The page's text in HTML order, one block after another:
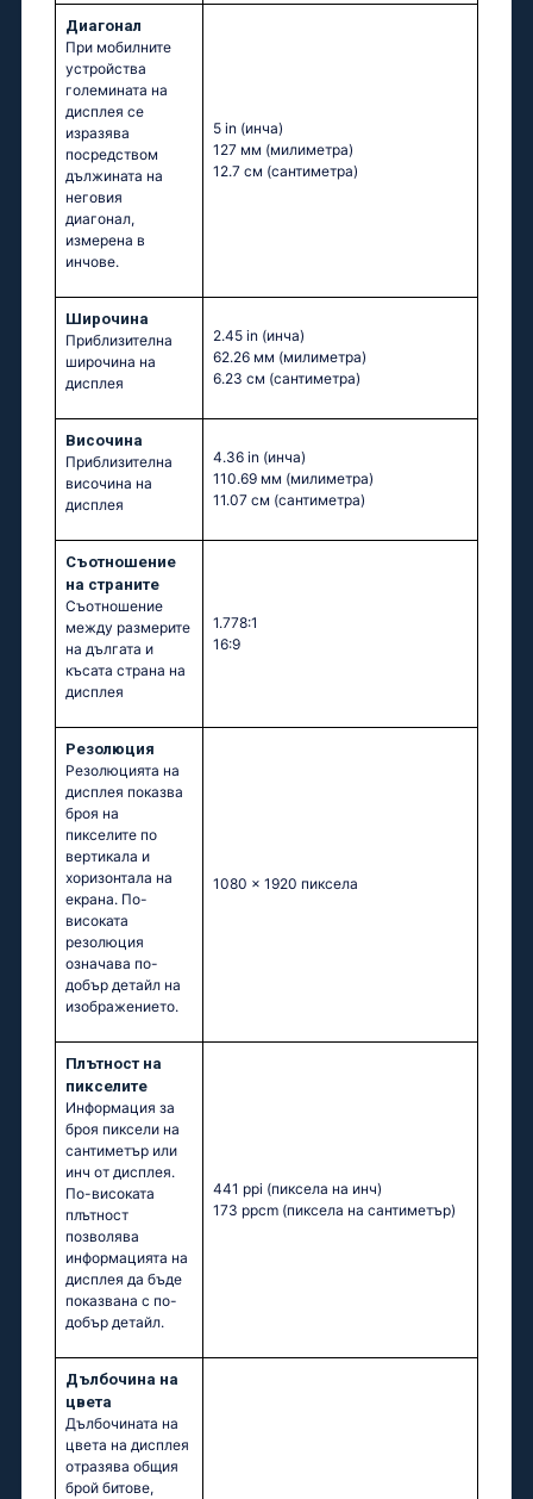
Диагонал
При мобилните
устройства
големината на
дисплея се
изразява
посредством
дължината на
неговия
диагонал,
измерена в
инчове.
5 in (инча)
127 мм (милиметра)
12.7 см (сантиметра)
Широчина
Приблизителна
широчина на
дисплея
2.45 in (инча)
62.26 мм (милиметра)
6.23 см (сантиметра)
Височина
Приблизителна
височина на
дисплея
4.36 in (инча)
110.69 мм (милиметра)
11.07 см (сантиметра)
Съотношение
на страните
Съотношение
между размерите
на дългата и
късата страна на
дисплея
1.778:1
16:9
Резолюция
Резолюцията на
дисплея показва
броя на
пикселите по
вертикала и
хоризонтала на
екрана. По-
високата
резолюция
означава по-
добър детайл на
изображението.
1080 x 1920 пиксела
Плътност на
пикселите
Информация за
броя пиксели на
сантиметър или
инч от дисплея.
По-високата
плътност
позволява
информацията на
дисплея да бъде
показвана с по-
добър детайл.
441 ppi (пиксела на инч)
173 ppcm (пиксела на сантиметър)
Дълбочина на
цвета
Дълбочината на
цвета на дисплея
отразява общия
брой битове,